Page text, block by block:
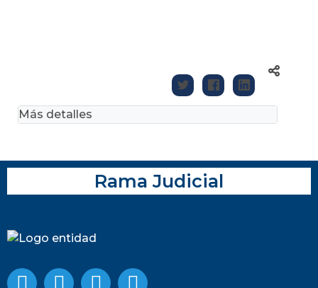
Más detalles
Rama Judicial